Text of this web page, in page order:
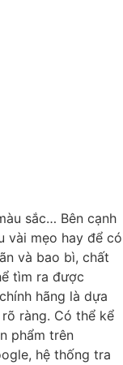
sắc… Bên cạnh
vài mẹo hay để có
và bao bì, chất
tìm ra được
hãng là dựa
ràng. Có thể kể
phẩm trên
hệ thống tra